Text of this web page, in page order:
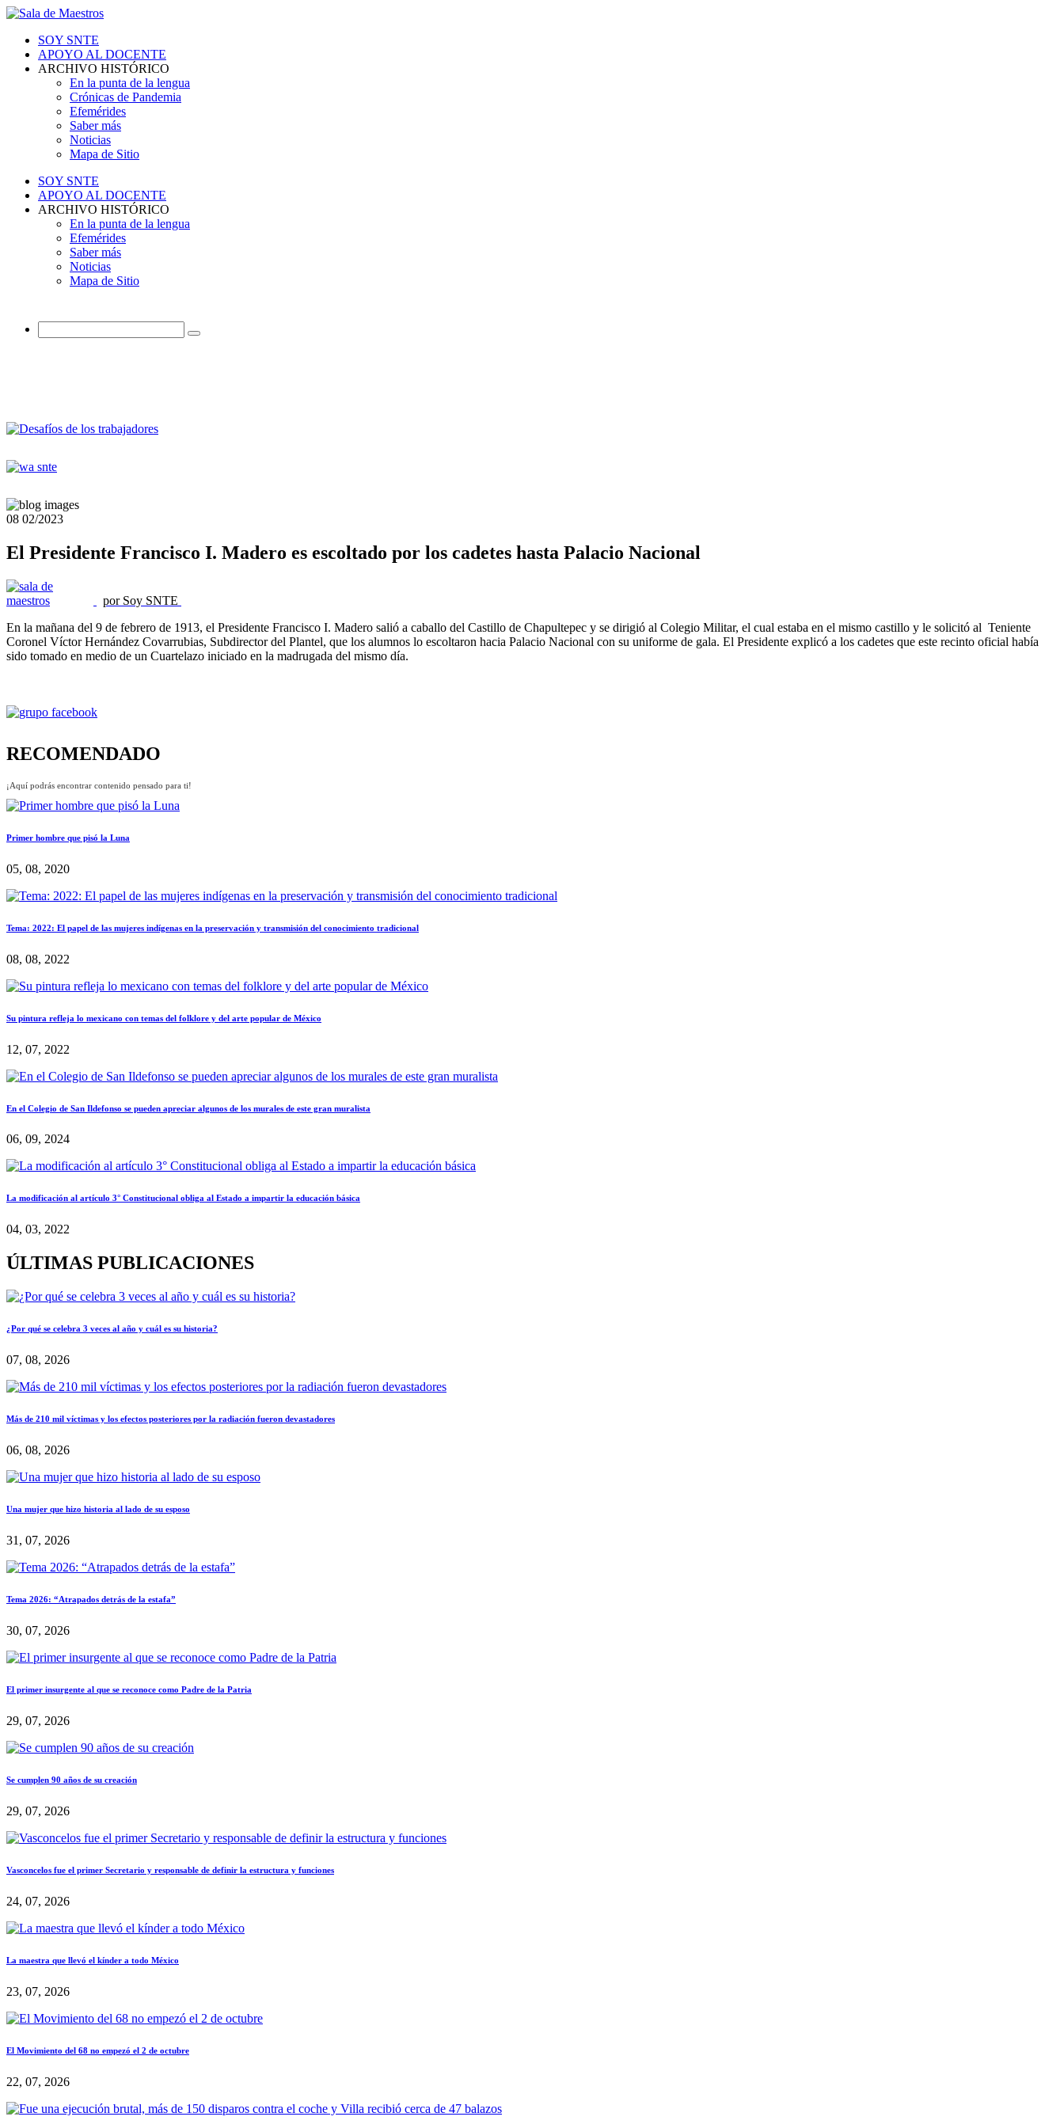
SOY SNTE
APOYO AL DOCENTE
ARCHIVO HISTÓRICO
En la punta de la lengua
Crónicas de Pandemia
Efemérides
Saber más
Noticias
Mapa de Sitio
SOY SNTE
APOYO AL DOCENTE
ARCHIVO HISTÓRICO
En la punta de la lengua
Efemérides
Saber más
Noticias
Mapa de Sitio
08 02/2023
El Presidente Francisco I. Madero es escoltado por los cadetes hasta Palacio Nacional
por Soy SNTE
En la mañana del 9 de febrero de 1913, el Presidente Francisco I. Madero salió a caballo del Castillo de Chapultepec y se dirigió al Colegio Militar, el cual estaba en el mismo castillo y le solicitó al Teniente
Coronel Víctor Hernández Covarrubias, Subdirector del Plantel, que los alumnos lo escoltaron hacia Palacio Nacional con su uniforme de gala. El Presidente explicó a los cadetes que este recinto oficial había
sido tomado en medio de un Cuartelazo iniciado en la madrugada del mismo día.
RECOMENDADO
¡Aquí podrás encontrar contenido pensado para ti!
Primer hombre que pisó la Luna
05, 08, 2020
Tema: 2022: El papel de las mujeres indígenas en la preservación y transmisión del conocimiento tradicional
08, 08, 2022
Su pintura refleja lo mexicano con temas del folklore y del arte popular de México
12, 07, 2022
En el Colegio de San Ildefonso se pueden apreciar algunos de los murales de este gran muralista
06, 09, 2024
La modificación al artículo 3° Constitucional obliga al Estado a impartir la educación básica
04, 03, 2022
ÚLTIMAS PUBLICACIONES
¿Por qué se celebra 3 veces al año y cuál es su historia?
07, 08, 2026
Más de 210 mil víctimas y los efectos posteriores por la radiación fueron devastadores
06, 08, 2026
Una mujer que hizo historia al lado de su esposo
31, 07, 2026
Tema 2026: “Atrapados detrás de la estafa”
30, 07, 2026
El primer insurgente al que se reconoce como Padre de la Patria
29, 07, 2026
Se cumplen 90 años de su creación
29, 07, 2026
Vasconcelos fue el primer Secretario y responsable de definir la estructura y funciones
24, 07, 2026
La maestra que llevó el kínder a todo México
23, 07, 2026
El Movimiento del 68 no empezó el 2 de octubre
22, 07, 2026